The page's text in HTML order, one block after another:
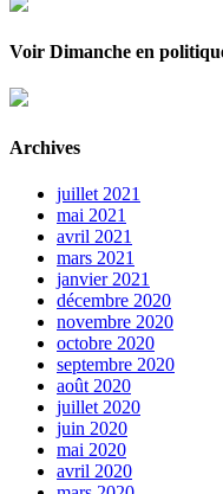
Voir Dimanche en
Archives
juillet 2021
mai 2021
avril 2021
mars 2021
janvier 2021
décembre 2020
novembre 2020
octobre 2020
septembre 2020
août 2020
juillet 2020
juin 2020
mai 2020
avril 2020